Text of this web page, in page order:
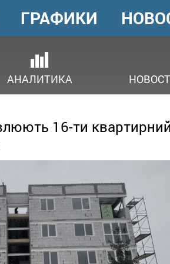
АНАЛИТИКА
ГРАФИКИ
16-ти